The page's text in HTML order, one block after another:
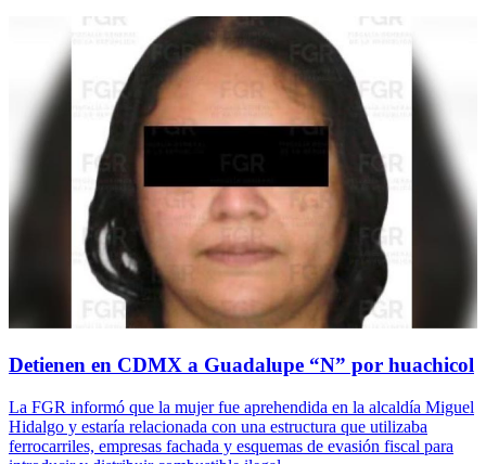
Detienen en CDMX a Guadalupe “N” por huachicol
La FGR informó que la mujer fue aprehendida en la alcaldía Miguel
Hidalgo y estaría relacionada con una estructura que utilizaba
ferrocarriles, empresas fachada y esquemas de evasión fiscal para